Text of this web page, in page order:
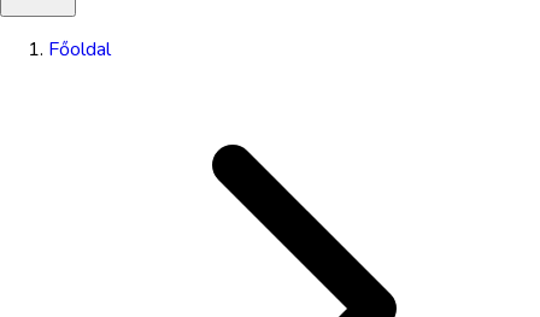
Főoldal